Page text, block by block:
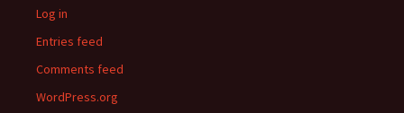
Log in
Entries feed
Comments feed
WordPress.org